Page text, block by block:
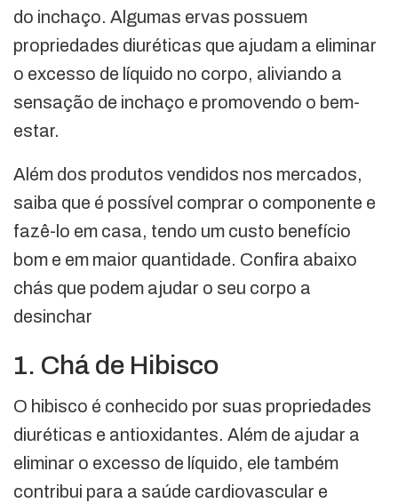
do inchaço. Algumas ervas possuem
propriedades diuréticas que ajudam a eliminar
o excesso de líquido no corpo, aliviando a
sensação de inchaço e promovendo o bem-
estar.
Além dos produtos vendidos nos mercados,
saiba que é possível comprar o componente e
fazê-lo em casa, tendo um custo benefício
bom e em maior quantidade. Confira abaixo
chás que podem ajudar o seu corpo a
desinchar
1. Chá de Hibisco
O hibisco é conhecido por suas propriedades
diuréticas e antioxidantes. Além de ajudar a
eliminar o excesso de líquido, ele também
contribui para a saúde cardiovascular e